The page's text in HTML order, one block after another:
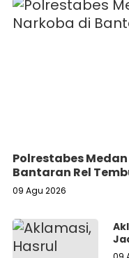
Polrestabes
Bantaran Rel
09 Agu 2026